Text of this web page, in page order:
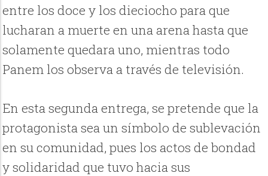
entre los doce y los dieciocho para que
lucharan a muerte en una arena hasta que
solamente quedara uno, mientras todo
Panem los observa a través de televisión.
En esta segunda entrega, se pretende que la
protagonista sea un símbolo de sublevación
en su comunidad, pues los actos de bondad
y solidaridad que tuvo hacia sus